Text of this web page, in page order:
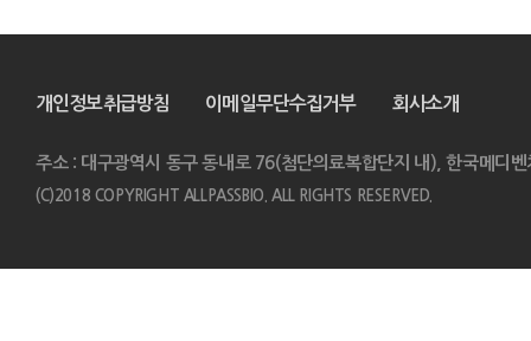
개인정보취급방침 이메일무단수집거부 회사소개
주소 : 대구광역시 동구 동내로 76(첨단의료복합단지 내), 한국메디
(C)2018 COPYRIGHT ALLPASSBIO. ALL RIGHTS RESERVED.